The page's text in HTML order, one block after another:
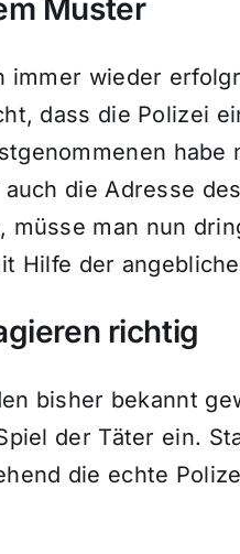
Muster
immer wieder
dass die Polizei
die Adresse
man nun
Hilfe der
richtig
bisher bekannt
der Täter ein.
die echte